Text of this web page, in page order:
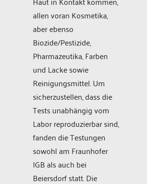
allen voran Kosmetika,
aber ebenso
Biozide/Pestizide,
Pharmazeutika, Farben
und Lacke sowie
Reinigungsmittel. Um
sicherzustellen, dass die
Tests unabhängig vom
Labor reproduzierbar sind,
fanden die Testungen
sowohl am Fraunhofer
IGB als auch bei
Beiersdorf statt. Die